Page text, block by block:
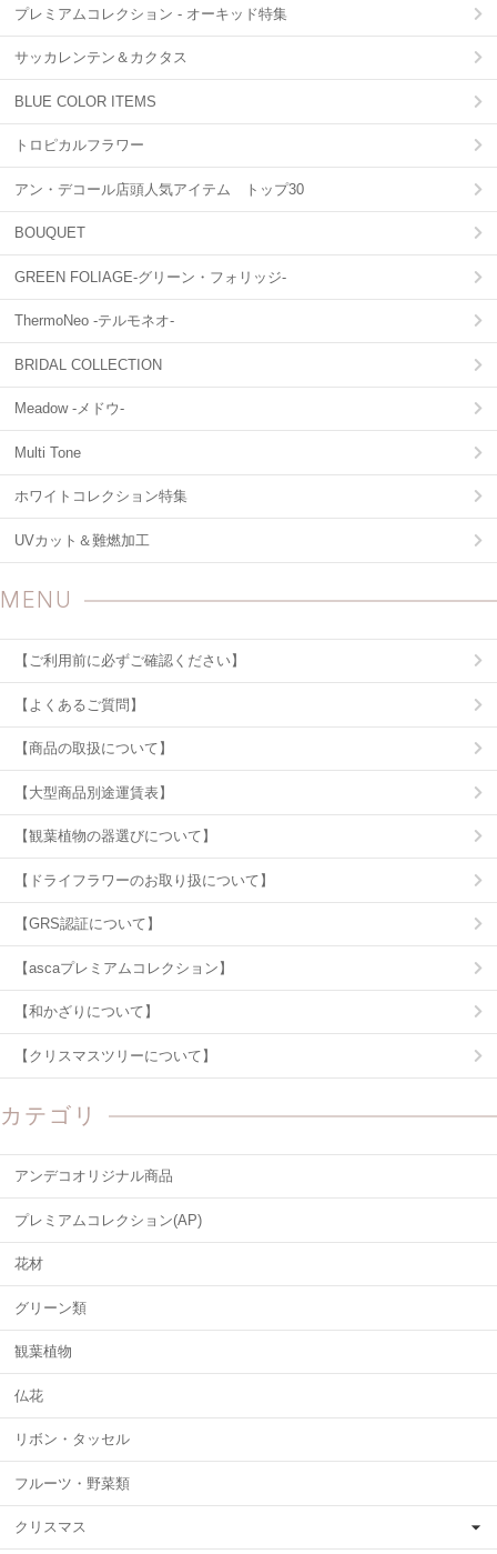
プレミアムコレクション - オーキッド特集
サッカレンテン＆カクタス
BLUE COLOR ITEMS
トロピカルフラワー
アン・デコール店頭人気アイテム トップ30
BOUQUET
GREEN FOLIAGE-グリーン・フォリッジ-
ThermoNeo -テルモネオ-
BRIDAL COLLECTION
Meadow -メドウ-
Multi Tone
ホワイトコレクション特集
UVカット＆難燃加工
MENU
【ご利用前に必ずご確認ください】
【よくあるご質問】
【商品の取扱について】
【大型商品別途運賃表】
【観葉植物の器選びについて】
【ドライフラワーのお取り扱について】
【GRS認証について】
【ascaプレミアムコレクション】
【和かざりについて】
【クリスマスツリーについて】
カテゴリ
アンデコオリジナル商品
プレミアムコレクション(AP)
花材
グリーン類
観葉植物
仏花
リボン・タッセル
フルーツ・野菜類
クリスマス